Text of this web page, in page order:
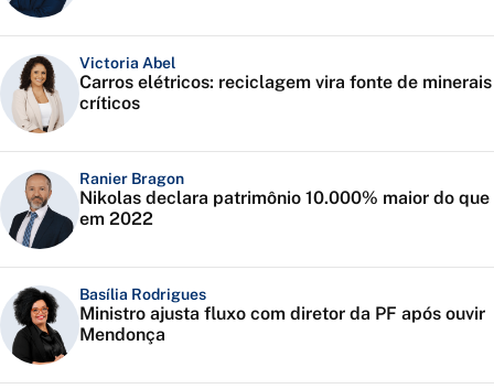
Victoria Abel
Carros elétricos: reciclagem vira fonte de minerais
críticos
Ranier Bragon
Nikolas declara patrimônio 10.000% maior do que
em 2022
Basília Rodrigues
Ministro ajusta fluxo com diretor da PF após ouvir
Mendonça